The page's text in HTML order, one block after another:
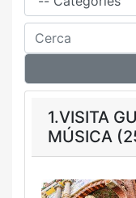
Cerca
1.VISITA
MÚSICA